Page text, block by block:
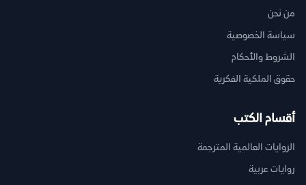
من نحن
سياسة الخصوصية
الشروط والأحكام
حقوق الملكية الفكرية
أقسام الكتب
الروايات العالمية المترجمة
روايات عربية